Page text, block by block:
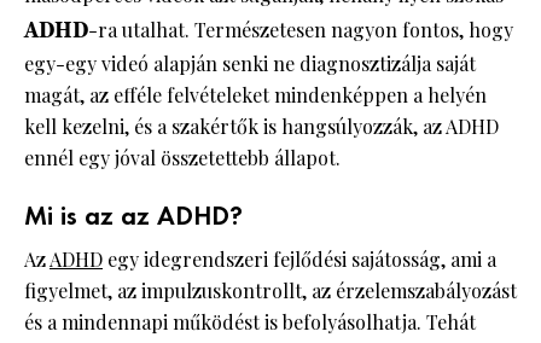
ADHD-ra utalhat. Természetesen nagyon fontos, hogy
egy-egy videó alapján senki ne diagnosztizálja saját
magát, az efféle felvételeket mindenképpen a helyén
kell kezelni, és a szakértők is hangsúlyozzák, az ADHD
ennél egy jóval összetettebb állapot.
Mi is az az ADHD?
AzADHD egy idegrendszeri fejlődési sajátosság, ami a
figyelmet, az impulzuskontrollt, az érzelemszabályozást
és a mindennapi működést is befolyásolhatja. Tehát